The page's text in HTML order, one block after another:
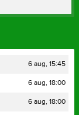
6 aug, 15:45
6 aug, 18:00
6 aug, 18:00